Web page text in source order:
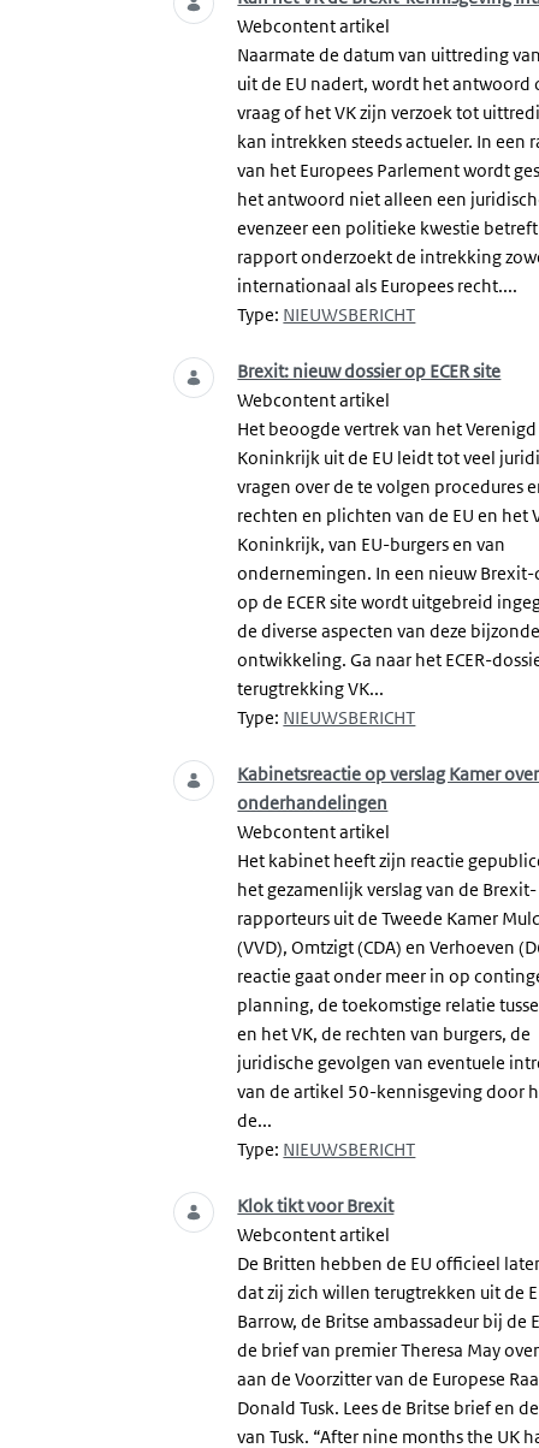
Webcontent artikel
Naarmate de datum van uittreding
uit de EU nadert, wordt het antwoord
vraag of het VK zijn verzoek tot
kan intrekken steeds actueler. In een
van het Europees Parlement wordt
het antwoord niet alleen een
evenzeer een politieke kwestie
rapport onderzoekt de intrekking
internationaal als Europees recht....
Type: NIEUWSBERICHT
Brexit: nieuw dossier op ECER site
Webcontent artikel
Het beoogde vertrek van het Verenigd
Koninkrijk uit de EU leidt tot veel
vragen over de te volgen procedures
rechten en plichten van de EU en het
Koninkrijk, van EU-burgers en van
ondernemingen. In een nieuw Brexit-
op de ECER site wordt uitgebreid
de diverse aspecten van deze
ontwikkeling. Ga naar het ECER-
terugtrekking VK...
Type: NIEUWSBERICHT
Kabinetsreactie op verslag Kamer
onderhandelingen
Webcontent artikel
Het kabinet heeft zijn reactie
het gezamenlijk verslag van de Brexit-
rapporteurs uit de Tweede Kamer
(VVD), Omtzigt (CDA) en Verhoeven
reactie gaat onder meer in op
planning, de toekomstige relatie
en het VK, de rechten van burgers, de
juridische gevolgen van eventuele
van de artikel 50-kennisgeving door
de...
Type: NIEUWSBERICHT
Klok tikt voor Brexit
Webcontent artikel
De Britten hebben de EU officieel
dat zij zich willen terugtrekken uit de
Barrow, de Britse ambassadeur bij de
de brief van premier Theresa May
aan de Voorzitter van de Europese
Donald Tusk. Lees de Britse brief en
van Tusk. “After nine months the UK